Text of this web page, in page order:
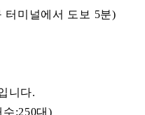
터미널에서 도보 5분)
니다.
:250대)